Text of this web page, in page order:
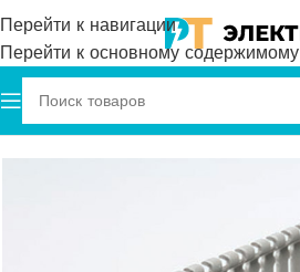
Перейти к навигации
Перейти к основному содержимому
Главная Plastim